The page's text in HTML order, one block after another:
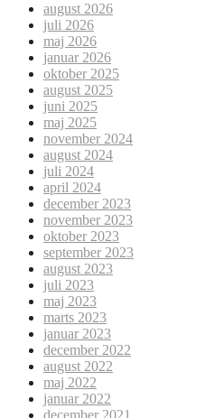
august 2026
juli 2026
maj 2026
januar 2026
oktober 2025
august 2025
juni 2025
maj 2025
november 2024
august 2024
juli 2024
april 2024
december 2023
november 2023
oktober 2023
september 2023
august 2023
juli 2023
maj 2023
marts 2023
januar 2023
december 2022
august 2022
maj 2022
januar 2022
december 2021